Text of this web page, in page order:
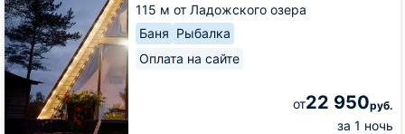
115 м от Ладожского озера
Баня Рыбалка
Оплата на сайте
от22 950руб.
за 1 ночь